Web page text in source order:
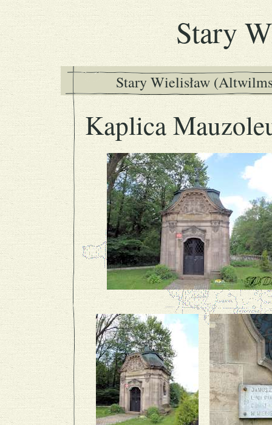
Stary
Stary Wielisław
Kaplica